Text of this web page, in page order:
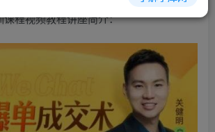
课程视频教程讲座简介：